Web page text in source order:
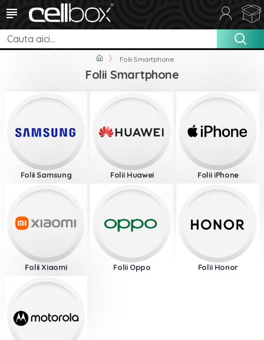
Folii Smartphone
Folii Smartphone
Folii Samsung Folii Huawei Folii iPhone
Folii Xiaomi Folii Oppo Folii Honor